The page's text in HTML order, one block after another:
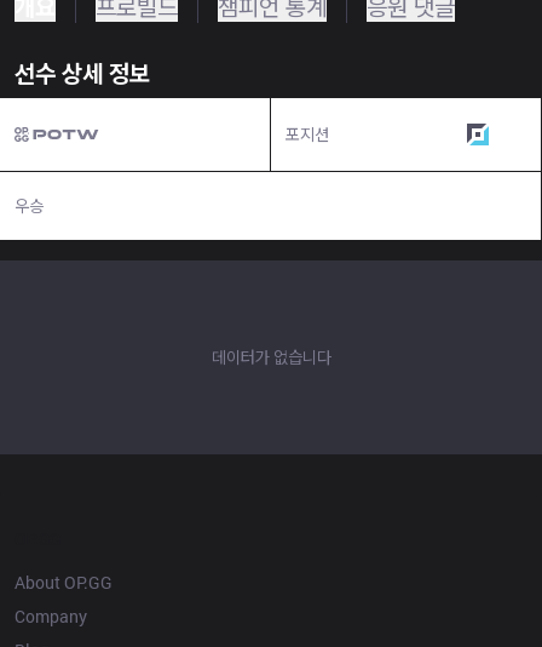
선수 상세 정보
포지션
우승
데이터가 없습니다
About OP.GG
Company